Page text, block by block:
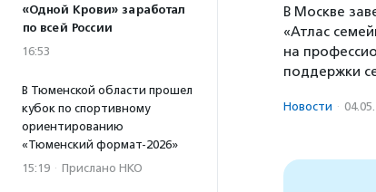
«Одной Крови» заработал
по всей России
16:53
В Тюменской области прошел
кубок по спортивному
ориентированию
«Тюменский формат-2026»
15:19 · Прислано НКО
В Москве
«Атлас
на
поддержки
Новости ·